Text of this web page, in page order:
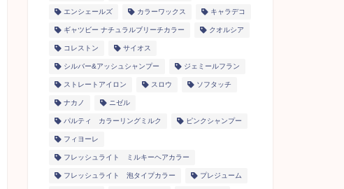
エンシェールズ カラーワックス キャラデコ
ギャツビー ナチュラルブリーチカラー クオルシア
コレストン サイオス
シルバー&アッシュシャンプー ジェミールフラン
ストレートアイロン スロウ ソフタッチ
ナカノ ニゼル
パルティ カラーリングミルク ピンクシャンプー
フィヨーレ
フレッシュライト ミルキーヘアカラー
フレッシュライト 泡タイプカラー プレジューム